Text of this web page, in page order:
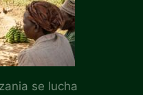
se lucha